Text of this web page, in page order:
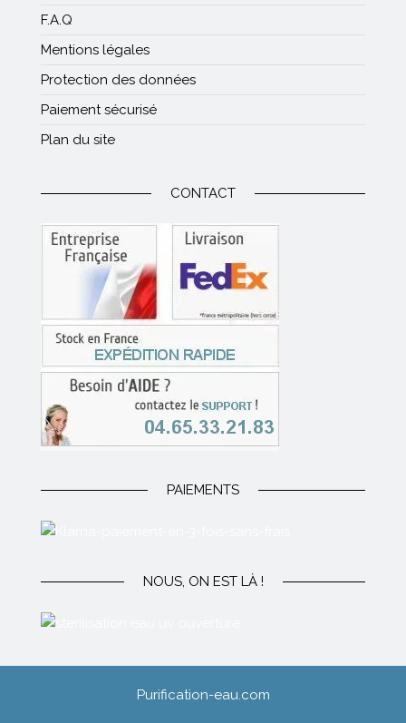
F.A.Q
Mentions légales
Protection des données
Paiement sécurisé
Plan du site
CONTACT
PAIEMENTS
NOUS, ON EST LÀ !
Purification-eau.com